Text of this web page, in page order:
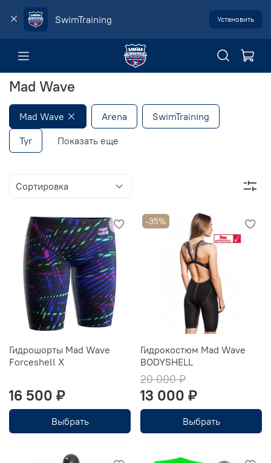
SwimTraining Установить
Mad Wave
Mad Wave Arena
SwimTraining
Tyr
Показать еще
Гидрошорты Mad Wave
Forceshell X
16 500 ₽
Выбрать
-35%
Гидрокостюм Mad Wave
BODYSHELL
20 000 ₽
13 000 ₽
Выбрать